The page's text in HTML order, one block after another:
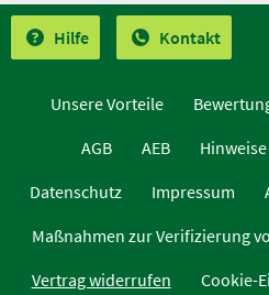
Hilfe Kontakt
Unsere Vorteile
AGB
AEB
Datenschutz
Impressum
Maßnahmen zur Verifizierung
Vertrag widerrufen
Cookie-